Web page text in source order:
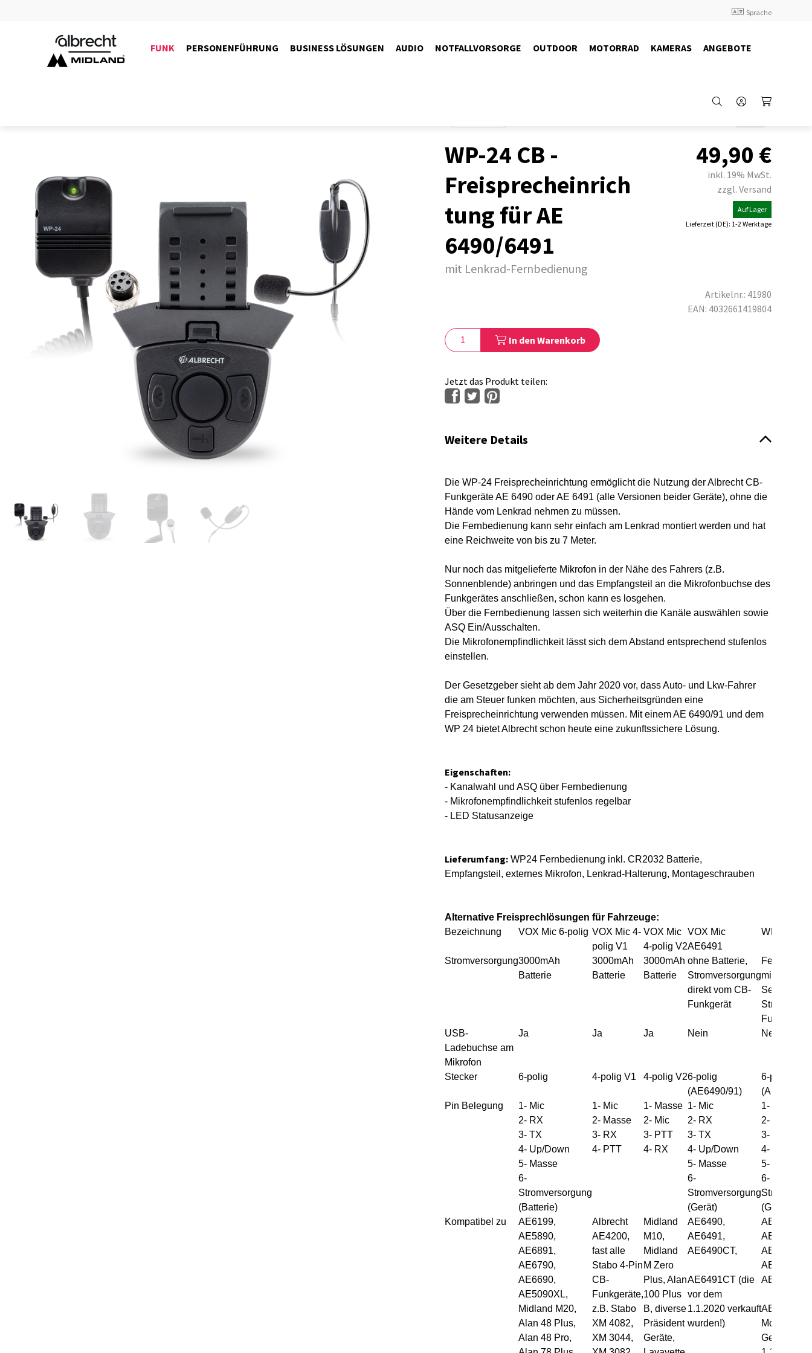
Sprache
FUNK PERSONENFÜHRUNG BUSINESS LÖSUNGEN AUDIO NOTFALLVORSORGE OUTDOOR MOTORRAD KAMERAS ANGEBOTE
WP-24 CB -
Freisprecheinrich
tung für AE
6490/6491
mit Lenkrad-Fernbedienung
€
49,90
inkl. 19% MwSt.
zzgl. Versand
Auf Lager
Lieferzeit (DE): 1-2 Werktage
Artikelnr.: 41980
EAN: 4032661419804
In den Warenkorb
Jetzt das Produkt teilen:
Weitere Details
Die WP-24 Freisprecheinrichtung ermöglicht die Nutzung der Albrecht CB-
Funkgeräte AE 6490 oder AE 6491 (alle Versionen beider Geräte), ohne die
Hände vom Lenkrad nehmen zu müssen.
Die Fernbedienung kann sehr einfach am Lenkrad montiert werden und hat
eine Reichweite von bis zu 7 Meter.
Nur noch das mitgelieferte Mikrofon in der Nähe des Fahrers (z.B.
Sonnenblende) anbringen und das Empfangsteil an die Mikrofonbuchse des
Funkgerätes anschließen, schon kann es losgehen.
Über die Fernbedienung lassen sich weiterhin die Kanäle auswählen sowie
ASQ Ein/Ausschalten.
Die Mikrofonempfindlichkeit lässt sich dem Abstand entsprechend stufenlos
einstellen.
Der Gesetzgeber sieht ab dem Jahr 2020 vor, dass Auto- und Lkw-Fahrer
die am Steuer funken möchten, aus Sicherheitsgründen eine
Freisprecheinrichtung verwenden müssen. Mit einem AE 6490/91 und dem
WP 24 bietet Albrecht schon heute eine zukunftssichere Lösung.
Eigenschaften:
- Kanalwahl und ASQ über Fernbedienung
- Mikrofonempfindlichkeit stufenlos regelbar
- LED Statusanzeige
Lieferumfang: WP24 Fernbedienung inkl. CR2032 Batterie,
Empfangsteil, externes Mikrofon, Lenkrad-Halterung, Montageschrauben
Alternative Freisprechlösungen für Fahrzeuge:
Bezeichnung
VOX Mic 6-polig VOX Mic 4-
polig V1
VOX Mic
4-polig V2
VOX Mic
AE6491
WP-24
Stromversorgung3000mAh
Batterie
3000mAh
Batterie
3000mAh
Batterie
ohne Batterie,
Stromversorgung
direkt vom CB-
Funkgerät
mit Batterie,
Strom vom
Funkgerät
USB-
Ladebuchse am
Mikrofon
Ja Ja Ja Nein Nein
Stecker 6-polig 4-polig V1 4-polig V26-polig
(AE6490/91)
6-polig
(AE6490/
Pin Belegung
1- Mic
2- RX
3- TX
4- Up/Down
5- Masse
6-
Stromversorgung
(Batterie)
1- Mic
2- Masse
3- RX
4- PTT
1- Masse
2- Mic
3- PTT
4- RX
1- Mic
2- RX
3- TX
4- Up/Down
5- Masse
6-
Stromversorgung
(Gerät)
1- Mic
2- RX
3- TX
4- Up/Down
5- Masse
6-
(Gerät)
Kompatibel zu
AE6199,
AE5890,
AE6891,
AE6790,
AE6690,
AE5090XL,
Midland M20,
Alan 48 Plus,
Alan 48 Pro,
Albrecht
AE4200,
fast alle
Stabo 4-Pin
CB-
Funkgeräte,
z.B. Stabo
XM 4082,
XM 3044,
Midland
M10,
Midland
M Zero
Plus, Alan
100 Plus
B, diverse
Präsident
Geräte,
AE6490,
AE6491,
AE6490CT,
AE6491CT (die
vor dem
1.1.2020 verkauft
wurden!)
AE6490,
AE6491,
AE6490CT,
AE6491
AE6491
AE6491CT
Modelle,
Geräte, die